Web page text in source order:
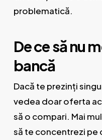
problematică.
De ce să nu
bancă
Dacă te prezinți
vedea doar oferta
să o compari. Mai
să te concentrezi pe